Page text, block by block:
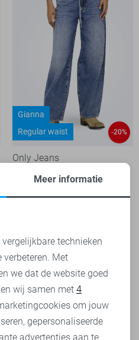
Gianna
Regular waist
-20%
Only Jeans
1
Meer informatie
technieken
verbeteren. Met
we dat de website goed
wij samen met 4
om jouw
gepersonaliseerde
advertenties aan te